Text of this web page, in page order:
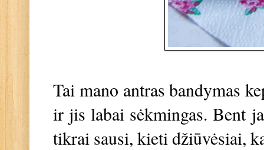
Tai mano antras bandymas
ir jis labai sėkmingas. Bent
tikrai sausi, kieti džiūvėsiai,